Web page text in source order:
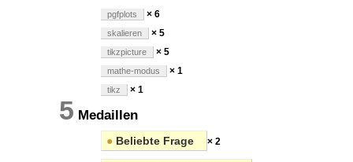
pgfplots × 6
skalieren × 5
tikzpicture × 5
mathe-modus × 1
tikz × 1
5 Medaillen
● Beliebte Frage × 2